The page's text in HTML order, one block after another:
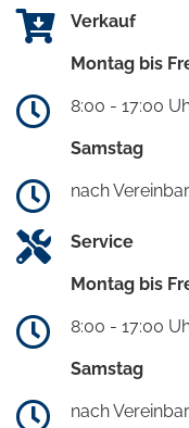
Verkauf
Montag bis
8:00 - 17:00
Samstag
nach
Service
Montag bis
8:00 - 17:00
Samstag
nach